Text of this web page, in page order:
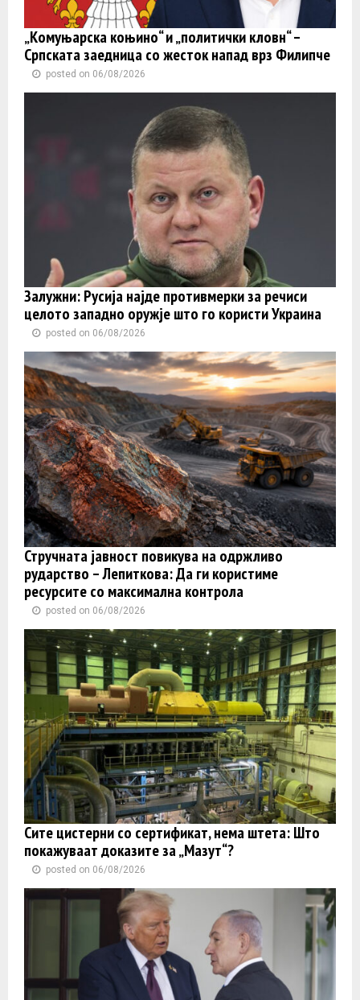
„Комуњарска коњино“ и „политички кловн“ –
Српската заедница со жесток напад врз Филипче
posted on 06/08/2026
Залужни: Русија најде противмерки за речиси
целото западно оружје што го користи Украина
posted on 06/08/2026
Стручната јавност повикува на одржливо
рударство – Лепиткова: Да ги користиме
ресурсите со максимална контрола
posted on 06/08/2026
Сите цистерни со сертификат, нема штета: Што
покажуваат доказите за „Мазут“?
posted on 06/08/2026